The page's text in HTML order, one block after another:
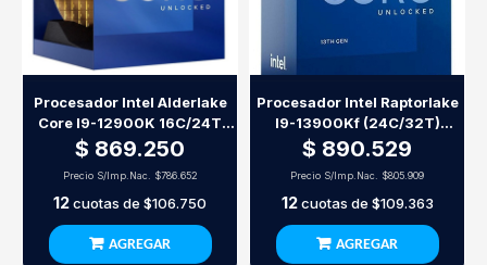
Procesador Intel Alderlake
Core I9-12900K 16C/24T
8P/8E S1700
$ 869.250
Precio S/Imp.Nac. $786.652
12cuotas de $106.750
AGREGAR
Procesador Intel Raptorlake
I9-13900Kf (24C/32T)
8P/16E S1700
$ 890.529
Precio S/Imp.Nac. $805.909
12cuotas de $109.363
AGREGAR